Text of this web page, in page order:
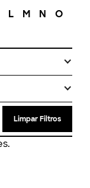
L M N O
Limpar Filtros